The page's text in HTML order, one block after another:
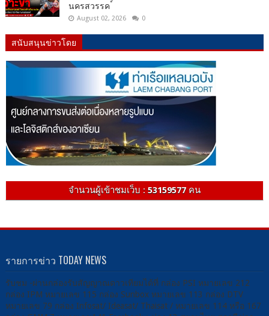
นครสวรรค ์
August 02, 2026 0
สนับสนุนข่าวโดย
จำนวนผู้เข้าชมเว็บ : 53159577คน
รายการข่าว TODAY NEWS
รับชม -ผ่านกล่องรับสัญญาณดาวเทียมได้ที่ กล่อง PSI หมายเลข 212
กล่อง IPM หมายเลข 115 กล่อง Sunbox หมายเลข 113 กล่อง DTV
หมายเลข 79 กล่อง Infosat/ Ideasat/ Thaisat / หมายเลข 114 หรือ 167